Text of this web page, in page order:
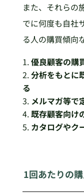
また、それらの
でに何度も自社
る人の購買傾向
優良顧客の購
分析をもとに
る
メルマガ等で
既存顧客向け
カタログやク
1回あたりの